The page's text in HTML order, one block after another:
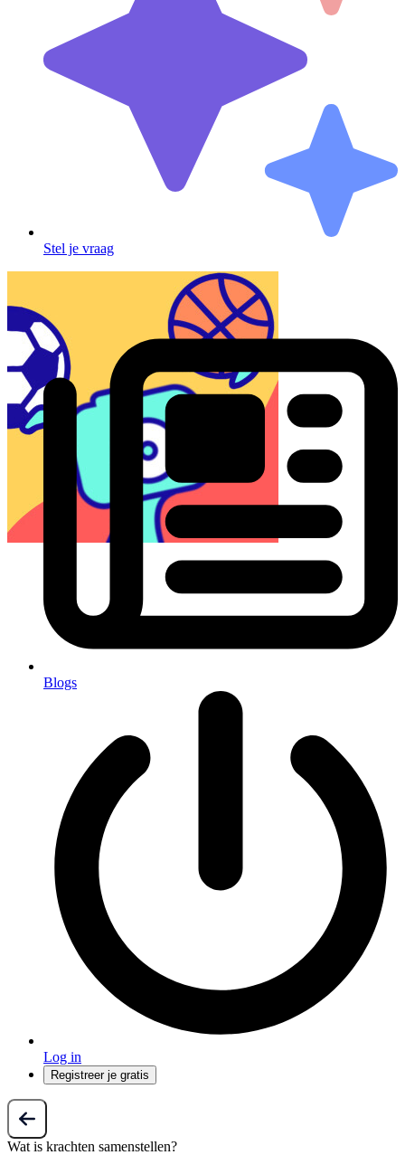
Stel je vraag
Blogs
Log in
Registreer je gratis
Wat is krachten samenstellen?